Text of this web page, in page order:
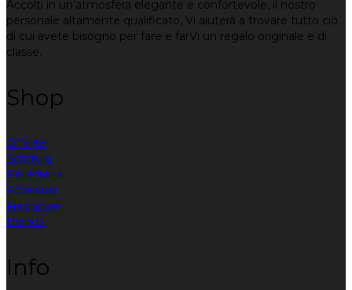
Accolti in un’atmosfera elegante e confortevole, il nostro
personale altamente qualificato, Vi aiuterà a trovare tutto ciò
di cui avete bisogno per fare e farVi un regalo originale e di
classe.
Shop
Offerte
Scrittura
Pelletteria
Accessori
Fragranze
Brands
Info